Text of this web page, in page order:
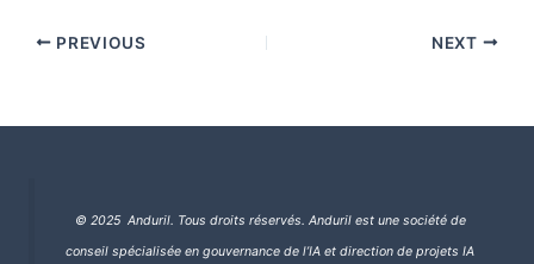
PREVIOUS NEXT
© 2025 Anduril. Tous droits réservés. Anduril est une société de
conseil spécialisée en gouvernance de l’IA et direction de projets IA